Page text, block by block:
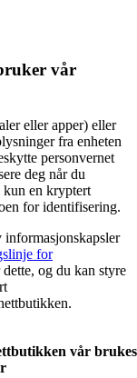
vår
eller apper) eller
fra enheten
personvernet
deg når du
kun en kryptert
for identifisering.
for
og du kan styre
vår